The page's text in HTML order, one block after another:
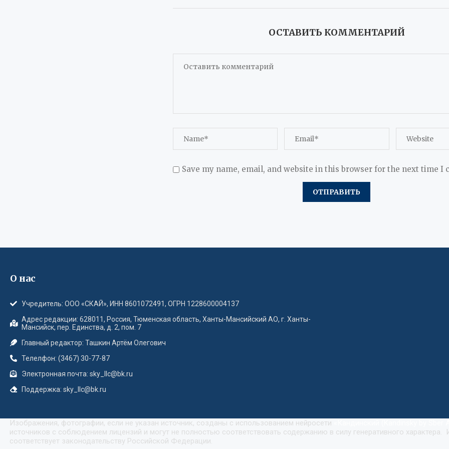
ОСТАВИТЬ КОММЕНТАРИЙ
Save my name, email, and website in this browser for the next time I
О нас
Учредитель: ООО «СКАЙ», ИНН 8601072491, ОГРН 1228600004137
Адрес редакции: 628011, Россия, Тюменская область, Ханты-Мансийский АО, г. Ханты-
Мансийск, пер. Единства, д. 2, пом. 7
Главный редактор: Ташкин Артём Олегович
Телелфон: (3467) 30-77-87
Электронная почта: sky_llc@bk.ru
Поддержка: sky_llc@bk.ru
Изображения, фотографии, если не указан источник, созданы с использованием нейросети
источников с соблюдением лицензий и могут не полностью соответствовать содержанию в силу генеративного
соответствует законодательству Российской Федерации.